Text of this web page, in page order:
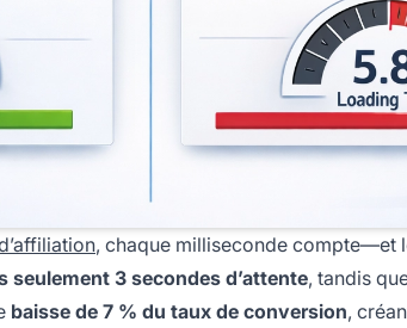
, chaque milliseconde compte—et
3 secondes d’attente, tandis
baisse de 7 % du taux de conversion,